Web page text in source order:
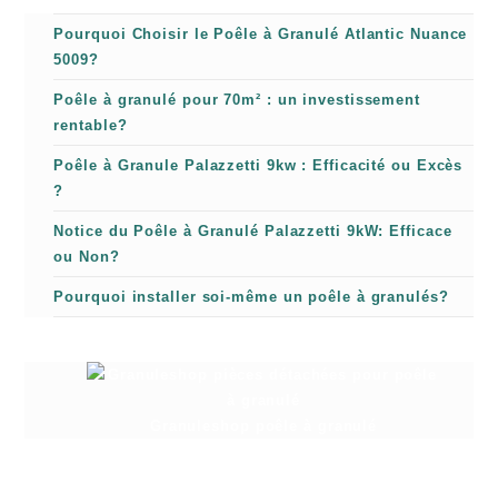
Pourquoi Choisir le Poêle à Granulé Atlantic Nuance
5009?
Poêle à granulé pour 70m² : un investissement
rentable?
Poêle à Granule Palazzetti 9kw : Efficacité ou Excès
?
Notice du Poêle à Granulé Palazzetti 9kW: Efficace
ou Non?
Pourquoi installer soi-même un poêle à granulés?